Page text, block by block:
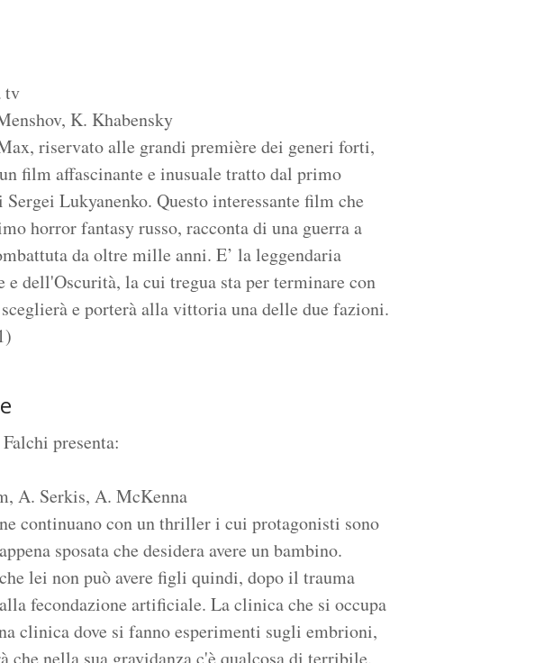
tv
K. Khabensky
riservato alle grandi première dei generi forti,
film affascinante e inusuale tratto dal primo
Lukyanenko. Questo interessante film che
horror fantasy russo, racconta di una guerra a
da oltre mille anni. E’ la leggendaria
dell'Oscurità, la cui tregua sta per terminare con
e porterà alla vittoria una delle due fazioni.
presenta:
A. Serkis, A. McKenna
continuano con un thriller i cui protagonisti sono
sposata che desidera avere un bambino.
lei non può avere figli quindi, dopo il trauma
fecondazione artificiale. La clinica che si occupa
clinica dove si fanno esperimenti sugli embrioni,